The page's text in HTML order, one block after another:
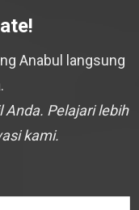
Anabul langsung
Pelajari lebih
kami.